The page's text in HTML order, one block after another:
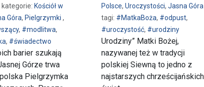
kategorie: Kościół w
Góra, Pielgrzymki ,
, #modlitwa,
, #świadectwo
barier szukają
Górze trwa
Pielgrzymka
Polsce, Uroczystości, Jasna Góra
tagi: #MatkaBoża, #odpust,
#uroczystość, #urodziny
Urodziny” Matki Bożej,
nazywanej też w tradycji
polskiej Siewną to jedno z
najstarszych chrześcijańskich